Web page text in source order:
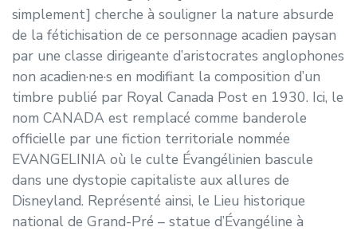
simplement] cherche à souligner la nature absurde
de la fétichisation de ce personnage acadien paysan
par une classe dirigeante d’aristocrates anglophones
non acadien·ne·s en modifiant la composition d’un
timbre publié par Royal Canada Post en 1930. Ici, le
nom CANADA est remplacé comme banderole
officielle par une fiction territoriale nommée
EVANGELINIA où le culte Évangélinien bascule
dans une dystopie capitaliste aux allures de
Disneyland. Représenté ainsi, le Lieu historique
national de Grand-Pré – statue d’Évangéline à